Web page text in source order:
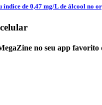
índice de 0,47 mg/L de álcool no
no seu app favorito